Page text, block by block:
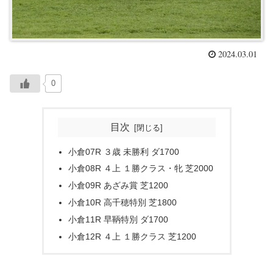
2024.03.01
0
目次
小倉07R ３歳 未勝利 ダ1700
小倉08R ４上 １勝クラス・牝 芝2000
小倉09R あざみ賞 芝1200
小倉10R 高千穂特別 芝1800
小倉11R 早鞆特別 ダ1700
小倉12R ４上 １勝クラス 芝1200